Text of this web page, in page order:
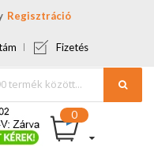
Regisztráció
Fizetés